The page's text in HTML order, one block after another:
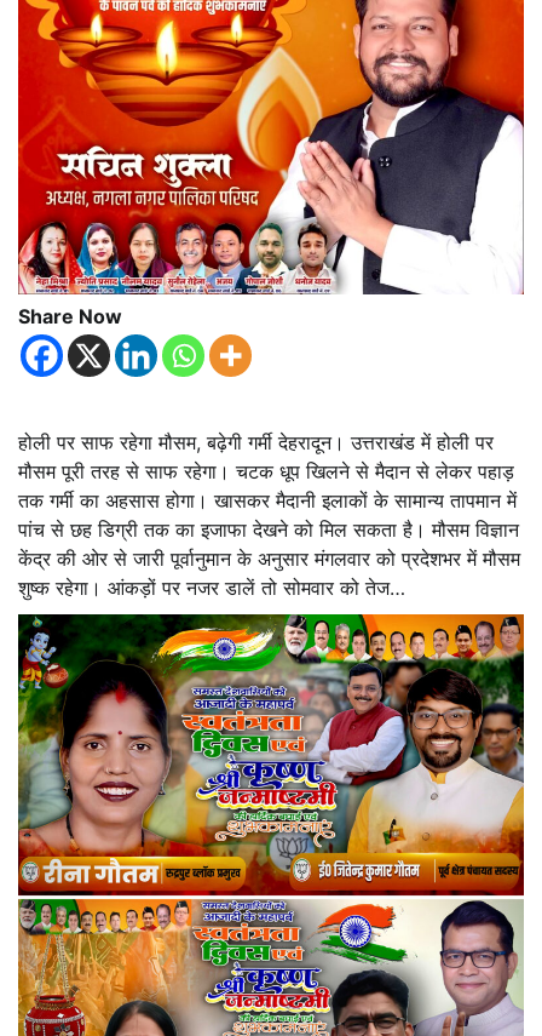
Share Now
होली पर साफ रहेगा मौसम, बढ़ेगी गर्मी देहरादून। उत्तराखंड में होली पर
मौसम पूरी तरह से साफ रहेगा। चटक धूप खिलने से मैदान से लेकर पहाड़
तक गर्मी का अहसास होगा। खासकर मैदानी इलाकों के सामान्य तापमान में
पांच से छह डिग्री तक का इजाफा देखने को मिल सकता है। मौसम विज्ञान
केंद्र की ओर से जारी पूर्वानुमान के अनुसार मंगलवार को प्रदेशभर में मौसम
शुष्क रहेगा। आंकड़ों पर नजर डालें तो सोमवार को तेज…